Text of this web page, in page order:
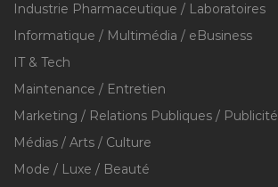
Industrie Pharmaceutique / Laboratoires
Informatique / Multimédia / eBusiness
IT & Tech
Maintenance / Entretien
Marketing / Relations Publiques / Publicité
Médias / Arts / Culture
Mode / Luxe / Beauté